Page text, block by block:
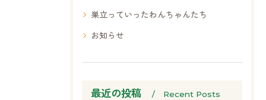
巣立っていったわんちゃんたち
お知らせ
最近の投稿 Recent Posts